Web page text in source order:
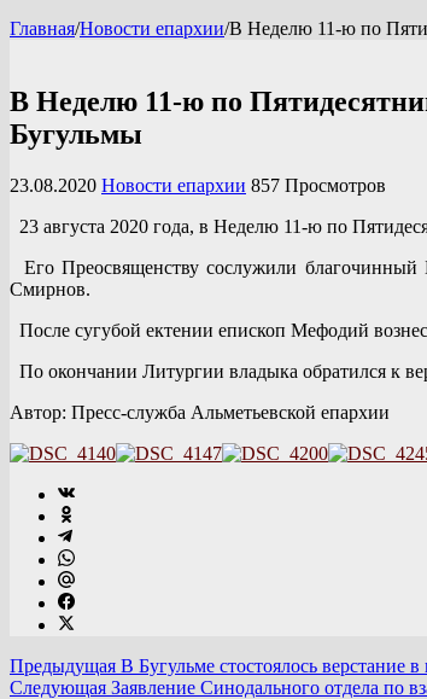
Главная/Новости епархии/В Неделю 11-ю по
В Неделю 11-ю по
Бугульмы
23.08.2020 Новости епархии 857 Просмотров
23 августа 2020 года, в Неделю 11-ю по
Его Преосвященству сослужили благочинный
Смирнов.
После сугубой ектении епископ Мефодий
По окончании Литургии владыка обратился к
Автор: Пресс-служба Альметьевской епархии
Предыдущая В Бугульме стостоялось верстание в
Следующая Заявление Синодального отдела